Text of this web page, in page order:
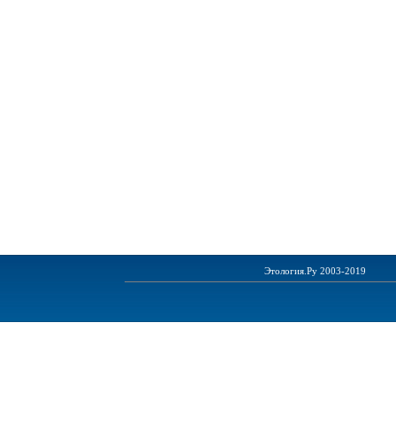
Этология.Ру 2003-2019